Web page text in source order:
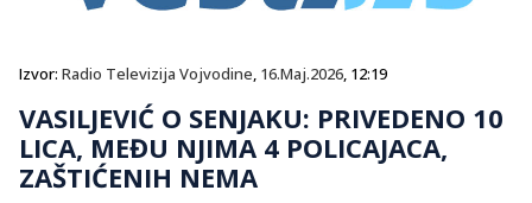
Izvor: Radio Televizija Vojvodine, 16.Maj.2026, 12:19
VASILJEVIĆ O SENJAKU: PRIVEDENO 10
LICA, MEĐU NJIMA 4 POLICAJACA,
ZAŠTIĆENIH NEMA